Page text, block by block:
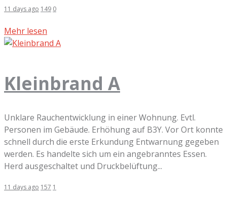
11 days ago 149 0
Mehr lesen
Kleinbrand A
Unklare Rauchentwicklung in einer Wohnung. Evtl.
Personen im Gebäude. Erhöhung auf B3Y. Vor Ort konnte
schnell durch die erste Erkundung Entwarnung gegeben
werden. Es handelte sich um ein angebranntes Essen.
Herd ausgeschaltet und Druckbelüftung...
11 days ago 157 1